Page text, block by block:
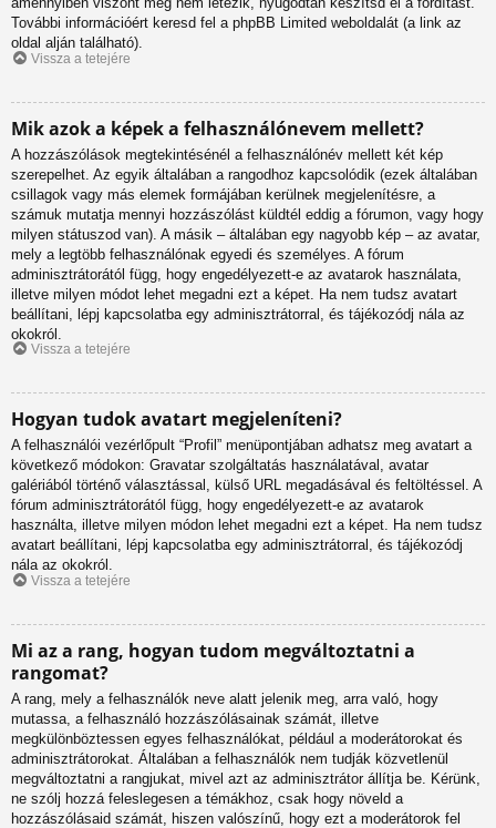
További információért keresd fel a phpBB Limited weboldalát (a link az
oldal alján található).
Vissza a tetejére
Mik azok a képek a felhasználónevem mellett?
A hozzászólások megtekintésénél a felhasználónév mellett két kép
szerepelhet. Az egyik általában a rangodhoz kapcsolódik (ezek általában
csillagok vagy más elemek formájában kerülnek megjelenítésre, a
számuk mutatja mennyi hozzászólást küldtél eddig a fórumon, vagy hogy
milyen státuszod van). A másik – általában egy nagyobb kép – az avatar,
mely a legtöbb felhasználónak egyedi és személyes. A fórum
adminisztrátorától függ, hogy engedélyezett-e az avatarok használata,
illetve milyen módot lehet megadni ezt a képet. Ha nem tudsz avatart
beállítani, lépj kapcsolatba egy adminisztrátorral, és tájékozódj nála az
okokról.
Vissza a tetejére
Hogyan tudok avatart megjeleníteni?
A felhasználói vezérlőpult “Profil” menüpontjában adhatsz meg avatart a
következő módokon: Gravatar szolgáltatás használatával, avatar
galériából történő választással, külső URL megadásával és feltöltéssel. A
fórum adminisztrátorától függ, hogy engedélyezett-e az avatarok
használta, illetve milyen módon lehet megadni ezt a képet. Ha nem tudsz
avatart beállítani, lépj kapcsolatba egy adminisztrátorral, és tájékozódj
nála az okokról.
Vissza a tetejére
Mi az a rang, hogyan tudom megváltoztatni a
rangomat?
A rang, mely a felhasználók neve alatt jelenik meg, arra való, hogy
mutassa, a felhasználó hozzászólásainak számát, illetve
megkülönböztessen egyes felhasználókat, például a moderátorokat és
adminisztrátorokat. Általában a felhasználók nem tudják közvetlenül
megváltoztatni a rangjukat, mivel azt az adminisztrátor állítja be. Kérünk,
ne szólj hozzá feleslegesen a témákhoz, csak hogy növeld a
hozzászólásaid számát, hiszen valószínű, hogy ezt a moderátorok fel